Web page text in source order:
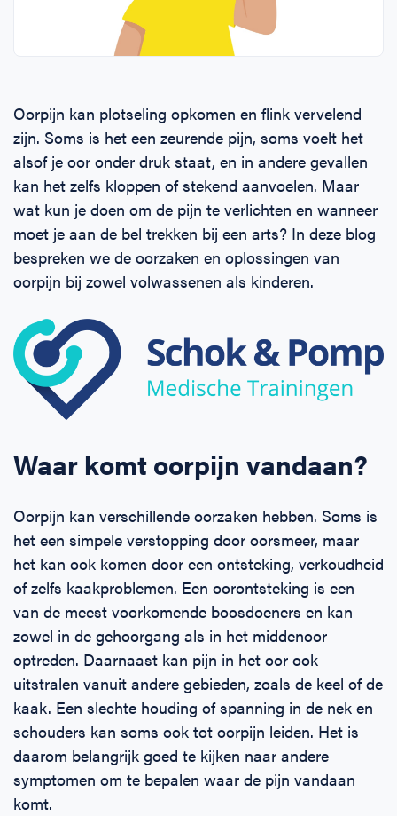
BHV voor retail en winkels
BHV voor Primair Onderwijs
BHV voor Voortgezet Onderwijs
EHBO voor (para-)medici
EHBO voor Sportclubs
Reanimatie en AED voor (para-) medici
Levensreddend handelen voor iedereen
Werken bij Schok & Pomp
Zakelijk veelgestelde vragen
Offerte aanvragen
Direct boeken
Inloggen
Incompany offerte
Inloggen
Oorpijn kan plotseling opkomen en flink vervelend
zijn. Soms is het een zeurende pijn, soms voelt het
alsof je oor onder druk staat, en in andere gevallen
kan het zelfs kloppen of stekend aanvoelen. Maar
wat kun je doen om de pijn te verlichten en wanneer
moet je aan de bel trekken bij een arts? In deze blog
bespreken we de oorzaken en oplossingen van
oorpijn bij zowel volwassenen als kinderen.
Waar komt oorpijn vandaan?
Oorpijn kan verschillende oorzaken hebben. Soms is
het een simpele verstopping door oorsmeer, maar
het kan ook komen door een ontsteking, verkoudheid
of zelfs kaakproblemen. Een oorontsteking is een
van de meest voorkomende boosdoeners en kan
zowel in de gehoorgang als in het middenoor
optreden. Daarnaast kan pijn in het oor ook
uitstralen vanuit andere gebieden, zoals de keel of de
kaak. Een slechte houding of spanning in de nek en
schouders kan soms ook tot oorpijn leiden. Het is
daarom belangrijk goed te kijken naar andere
symptomen om te bepalen waar de pijn vandaan
komt.